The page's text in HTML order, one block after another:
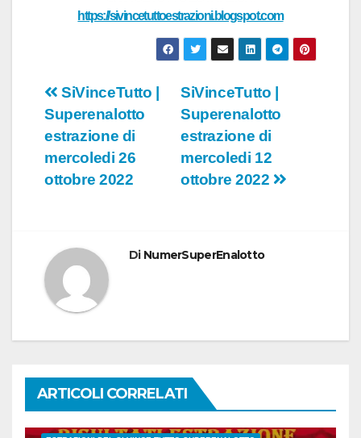
https://sivincetuttoestrazioni.blogspot.com
Navigazione
articoli
SiVinceTutto |
Superenalotto
estrazione di
mercoledi 12
ottobre 2022
SiVinceTutto |
Superenalotto
estrazione di
mercoledi 26
ottobre 2022
Di NumerSuperEnalotto
ARTICOLI CORRELATI
CONC.212 MERCOLEDI 20 MARZO 2024